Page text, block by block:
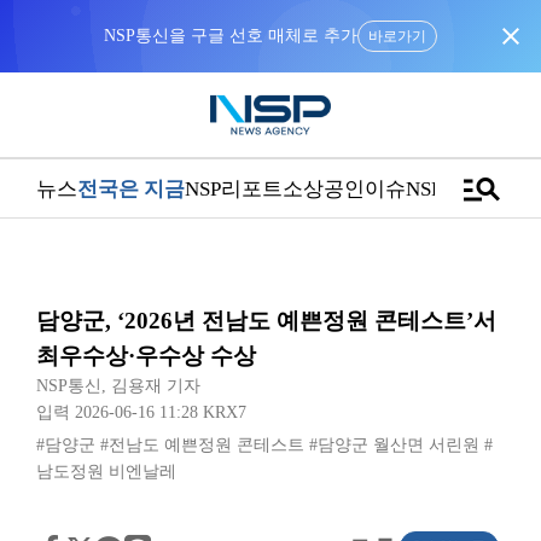
NSP통신을 구글 선호 매체로 추가 바로가기 close
뉴스전국은 지금NSP리포트소상공인이슈NSPTVmanage_search
담양군, ‘2026년 전남도 예쁜정원 콘테스트’서
최우수상·우수상 수상
NSP통신 , 김용재 기자
입력 2026-06-16 11:28 KRX7
#담양군 #전남도 예쁜정원 콘테스트 #담양군 월산면 서린원 #
남도정원 비엔날레